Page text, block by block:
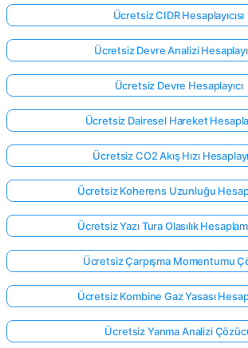
Ücretsiz CIDR Hesaplayıcısı
Ücretsiz Devre Analizi
Ücretsiz Devre Hesaplayıcı
Ücretsiz Dairesel Hareket
Ücretsiz CO2 Akış Hızı
Ücretsiz Koherens Uzunluğu
Ücretsiz Yazı Tura Olasılık
Ücretsiz Çarpışma Momentumu
Ücretsiz Kombine Gaz Yasası
Ücretsiz Yanma Analizi